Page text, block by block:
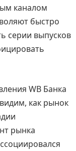
каналом
быстро
серии выпусков
WB Банка
как рынок
рынка